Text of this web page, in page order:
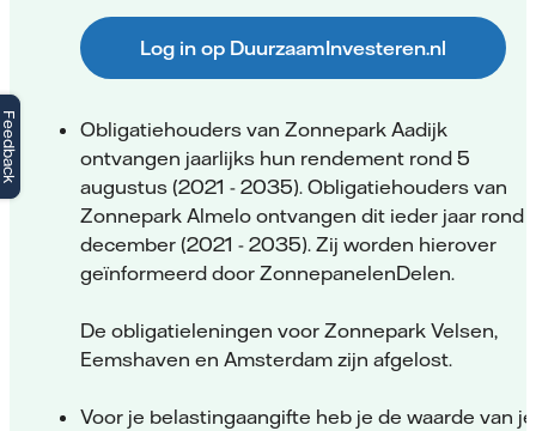
Log in op DuurzaamInvesteren.nl
Obligatiehouders van Zonnepark Aadijk
ontvangen jaarlijks hun rendement rond 5
augustus (2021 - 2035). Obligatiehouders van
Zonnepark Almelo ontvangen dit ieder jaar rond 1
december (2021 - 2035). Zij worden hierover
geïnformeerd door ZonnepanelenDelen.
De obligatieleningen voor Zonnepark Velsen,
Eemshaven en Amsterdam zijn afgelost.
Voor je belastingaangifte heb je de waarde van je
Feedback